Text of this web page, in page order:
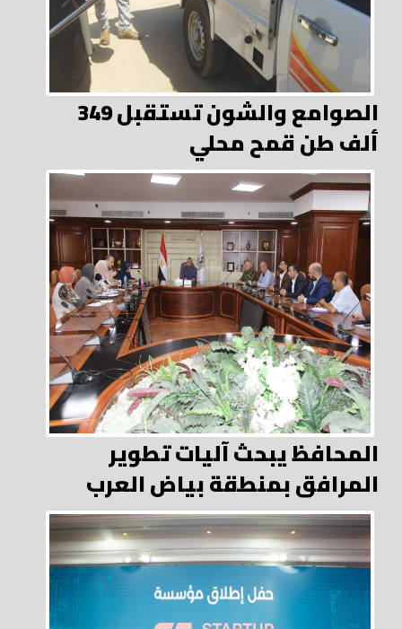
الصوامع والشون تستقبل 349
ألف طن قمح محلي
المحافظ يبحث آليات تطوير
المرافق بمنطقة بياض العرب